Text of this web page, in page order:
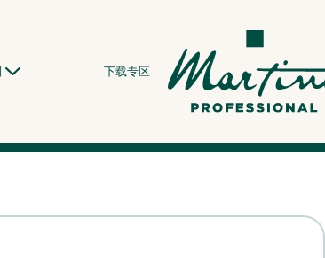
下载专区